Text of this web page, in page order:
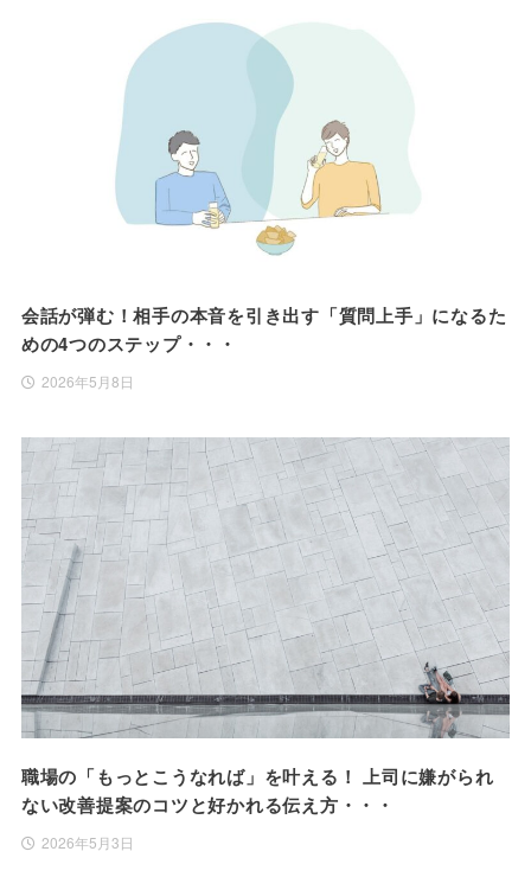
会話が弾む！相手の本音を引き出す「質問上手」になるた
めの4つのステップ・・・
2026年5月8日
職場の「もっとこうなれば」を叶える！ 上司に嫌がられ
ない改善提案のコツと好かれる伝え方・・・
2026年5月3日